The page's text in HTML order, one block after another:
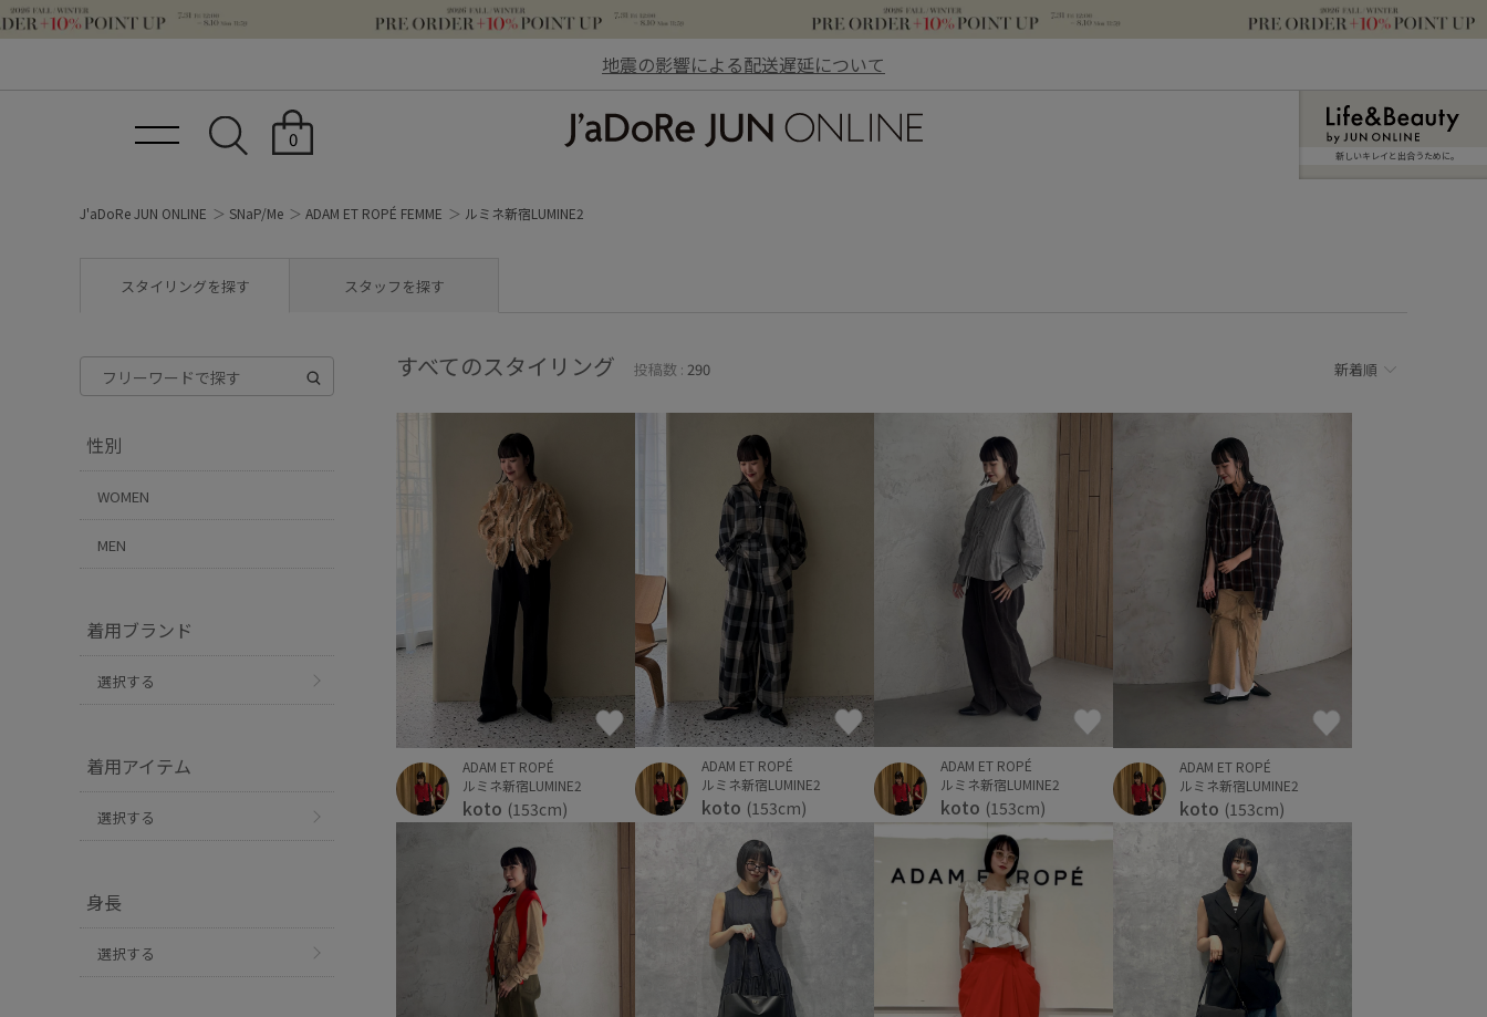
地震の影響による配送遅延について
0
新しいキレイと出合うために。
J'aDoRe JUN ONLINE SNaP/Me ADAM ET ROPÉ FEMME ルミネ新宿LUMINE2
スタイリングを探す スタッフを探す
性別
WOMEN
MEN
着用ブランド
選択する
着用アイテム
選択する
身長
選択する
すべてのスタイリング 投稿数 : 290 新着順
ADAM ET ROPÉ
ルミネ新宿LUMINE2
koto (153cm)
ADAM ET ROPÉ
ルミネ新宿LUMINE2
koto (153cm)
ADAM ET ROPÉ
ルミネ新宿LUMINE2
koto (153cm)
ADAM ET ROPÉ
ルミネ新宿LUMINE2
koto (153cm)